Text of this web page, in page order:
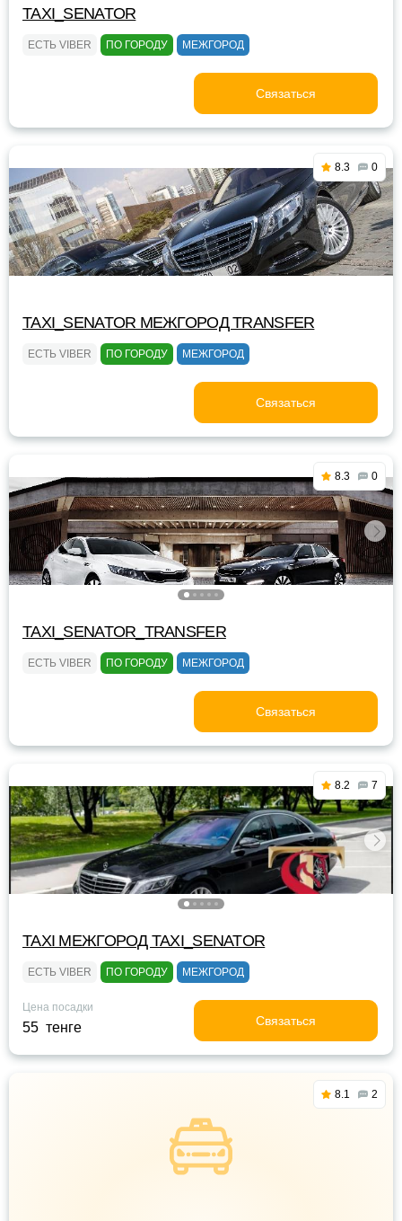
TAXI_SENATOR
ЕСТЬ VIBER ПО ГОРОДУ МЕЖГОРОД
Связаться
8.3 0
TAXI_SENATOR МЕЖГОРОД TRANSFER
ЕСТЬ VIBER ПО ГОРОДУ МЕЖГОРОД
Связаться
8.3 0
TAXI_SENATOR_TRANSFER
ЕСТЬ VIBER ПО ГОРОДУ МЕЖГОРОД
Связаться
8.2 7
TAXI МЕЖГОРОД TAXI_SENATOR
ЕСТЬ VIBER ПО ГОРОДУ МЕЖГОРОД
Цена посадки
55 тенге Связаться
8.1 2